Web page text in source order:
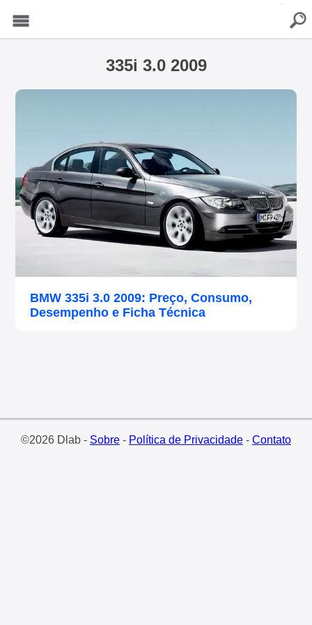
335i 3.0 2009
BMW 335i 3.0 2009: Preço, Consumo,
Desempenho e Ficha Técnica
©2026 Dlab - Sobre- Política de Privacidade- Contato